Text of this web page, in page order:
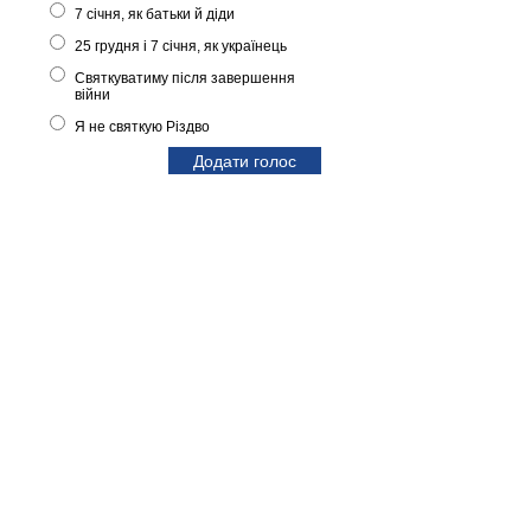
7 січня, як батьки й діди
25 грудня і 7 січня, як українець
Святкуватиму після завершення
війни
Я не святкую Різдво